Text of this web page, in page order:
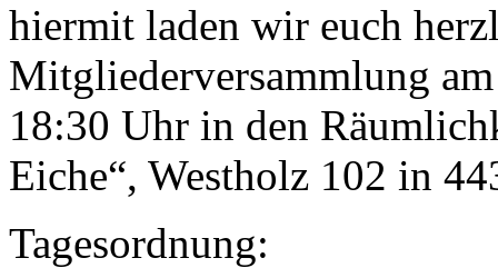
hiermit laden wir euch
Mitgliederversammlung
18:30 Uhr in den
Eiche“, Westholz 102 in
Tagesordnung: